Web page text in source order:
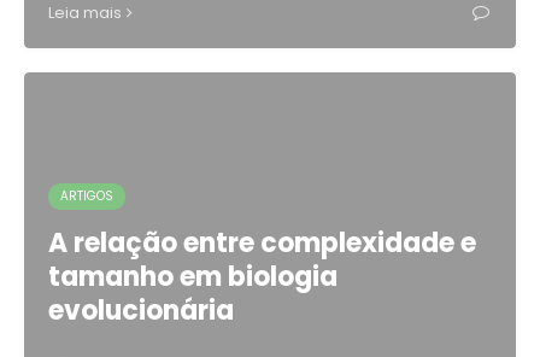
Leia mais
ARTIGOS
A relação entre complexidade e
tamanho em biologia
evolucionária